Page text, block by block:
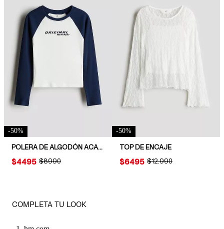
-50%
POLERA DE ALGODÓN ACANALADO
ORIGINAL PRICE:
$8990
PRICE:
$4495
-50%
TOP DE ENCAJE
ORIGINAL PRICE:
$12.990
PRICE:
$6495
COMPLETA TU LOOK